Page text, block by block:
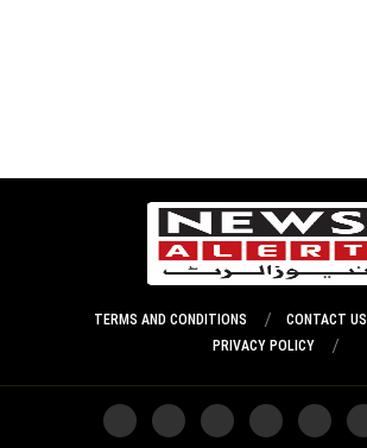
CONTACT US
TERMS AND CONDITIONS
PRIVACY POLICY